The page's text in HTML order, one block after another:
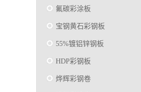
氟碳彩涂板
宝钢黄石彩钢板
55%镀铝锌钢板
HDP彩钢板
烨辉彩钢卷